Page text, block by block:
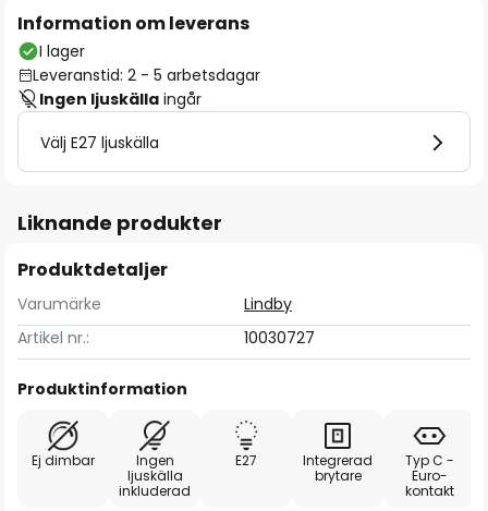
Information om leverans
I lager
Leveranstid: 2 - 5 arbetsdagar
Ingen ljuskälla ingår
Välj E27 ljuskälla
Liknande produkter
Produktdetaljer
Varumärke
Lindby
Artikel nr.:
10030727
Produktinformation
Ej dimbar
Ingen
ljuskälla
inkluderad
E27
Integrerad
brytare
Typ C -
Euro-
kontakt